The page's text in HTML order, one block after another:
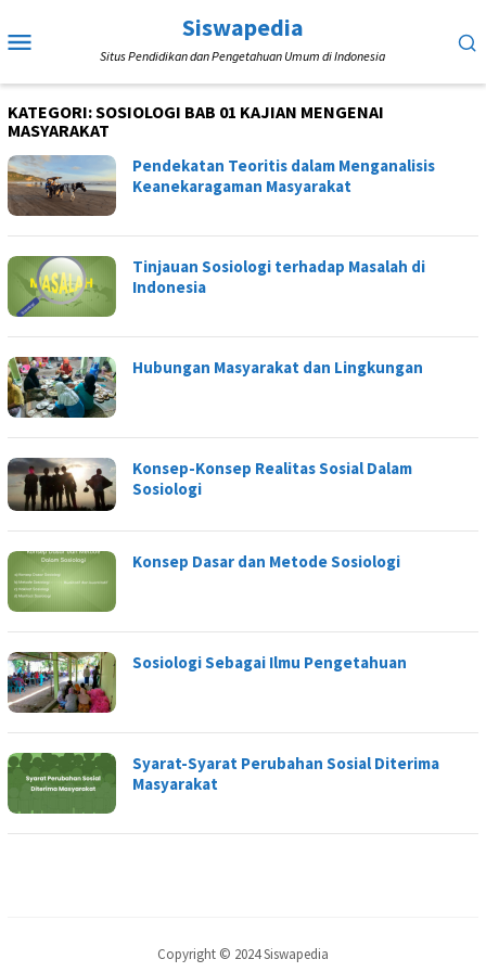
ke
Mobile
Siswapedia
Situs Pendidikan dan Pengetahuan Umum di Indonesia
KATEGORI:SOSIOLOGI BAB 01 KAJIAN MENGENAI
MASYARAKAT
Pendekatan Teoritis dalam Menganalisis
Keanekaragaman Masyarakat
Tinjauan Sosiologi terhadap Masalah di
Indonesia
Hubungan Masyarakat dan Lingkungan
Konsep-Konsep Realitas Sosial Dalam
Sosiologi
Konsep Dasar dan Metode Sosiologi
Sosiologi Sebagai Ilmu Pengetahuan
Syarat-Syarat Perubahan Sosial Diterima
Masyarakat
Copyright © 2024 Siswapedia